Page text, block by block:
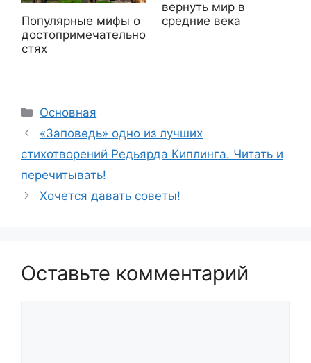
Популярные мифы о
достопримечательно
стях
вернуть мир в
средние века
Рубрики
Основная
«Заповедь» одно из лучших
стихотворений Редьярда Киплинга. Читать и
перечитывать!
Хочется давать советы!
Оставьте комментарий